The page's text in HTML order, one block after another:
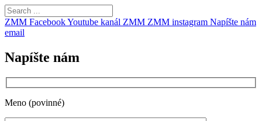
ZMM FacebookYoutube kanál ZMM ZMM instagram Napíšte nám
email
Napíšte nám
Meno (povinné)